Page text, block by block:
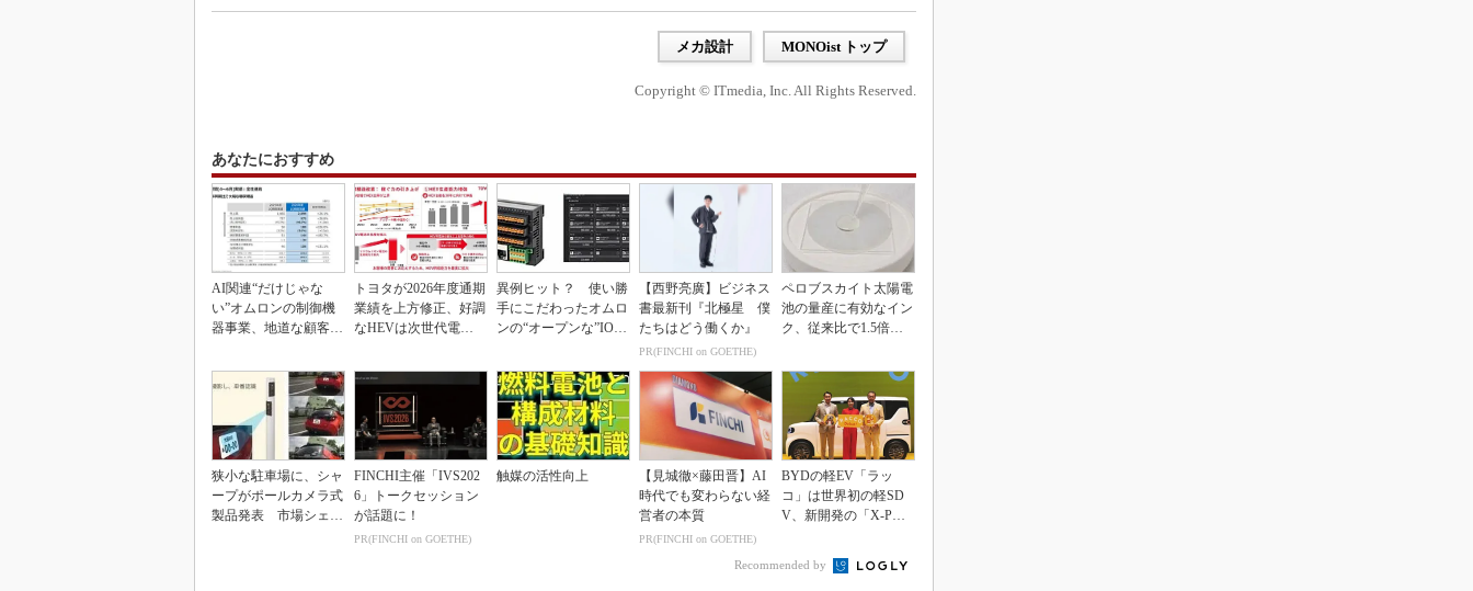
メカ設計 MONOist トップ
Copyright © ITmedia, Inc. All Rights Reserved.
あなたにおすすめ
AI関連“だけじゃな
い”オムロンの制御機
器事業、地道な顧客基
トヨタが2026年度通期
業績を上方修正、好調
なHEVは次世代電池
異例ヒット？ 使い勝
手にこだわったオムロ
ンの“オープンな”IO-L
【西野亮廣】ビジネス
書最新刊『北極星 僕
たちはどう働くか』
PR(FINCHI on GOETHE)
ペロブスカイト太陽電
池の量産に有効なイン
ク、従来比で1.5倍の
狭小な駐車場に、シャ
ープがポールカメラ式
製品発表 市場シェア
FINCHI主催「IVS202
6」トークセッション
が話題に！
PR(FINCHI on GOETHE)
触媒の活性向上
【見城徹×藤田晋】AI
時代でも変わらない経
営者の本質
PR(FINCHI on GOETHE)
BYDの軽EV「ラッ
コ」は世界初の軽SD
V、新開発の「X-PAC
Recommended by